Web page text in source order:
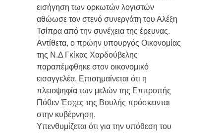
εισήγηση των ορκωτών λογιστών
αθώωσε τον στενό συνεργάτη του Αλέξη
Τσίπρα από την συνέχεια της έρευνας.
Αντίθετα, ο πρώην υπουργός Οικονομίας
της Ν.Δ Γκίκας Χαρδούβελης
παραπέμφθηκε στον οικονομικό
εισαγγελέα. Επισημαίνεται ότι η
πλειοψηφία των μελών της Επιτροπής
Πόθεν Έσχες της Βουλής πρόσκεινται
στην κυβέρνηση.
Υπενθυμίζεται ότι για την υπόθεση του